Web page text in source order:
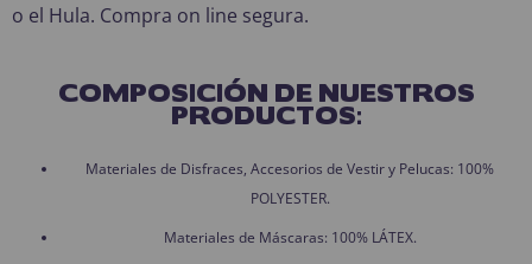
o el Hula. Compra on line segura.
COMPOSICIÓN DE NUESTROS
PRODUCTOS:
Materiales de Disfraces, Accesorios de Vestir y Pelucas: 100%
POLYESTER.
Materiales de Máscaras: 100% LÁTEX.